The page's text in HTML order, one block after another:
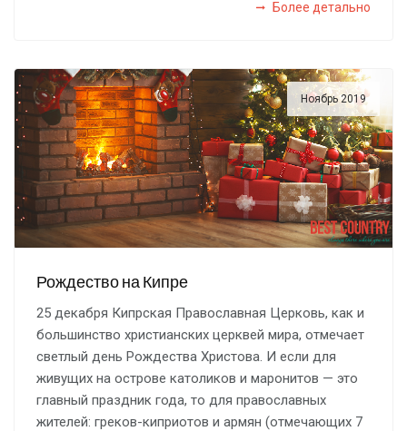
Более детально
Ноябрь 2019
Рождество на Кипре
25 декабря Кипрская Православная Церковь, как и
большинство христианских церквей мира, отмечает
светлый день Рождества Христова. И если для
живущих на острове католиков и маронитов — это
главный праздник года, то для православных
жителей: греков-киприотов и армян (отмечающих 7